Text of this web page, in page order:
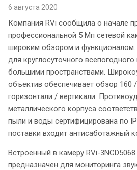
6 августа 2020
Компания RVi сообщила о начале
профессиональной 5 Мп сетевой
широким обзором и функционалом.
для круглосуточного
большими пространствами.
объектив обеспечивает обзор 160
горизонтали / вертикали.
металлического корпуса
пыли и воды сертифицирована по
поставки входит антисаботажный
Встроенный в камеру RVi-
предназначен для мониторинга